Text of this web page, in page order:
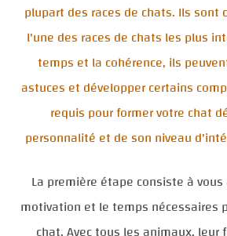
plupart des races de chats. Ils sont
l'une des races de chats les plus
temps et la cohérence, ils
astuces et développer certains
requis pour former votre chat
personnalité et de son niveau
La première étape consiste à
motivation et le temps nécessaires